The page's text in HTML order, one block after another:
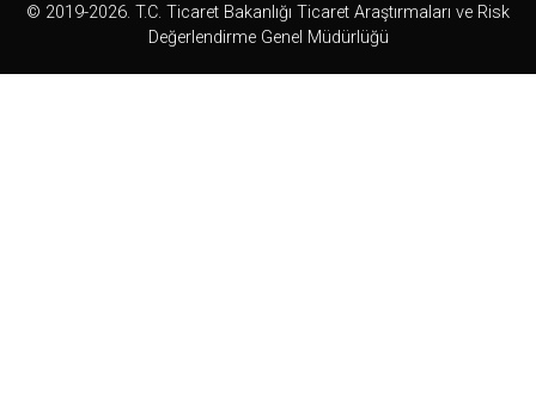
© 2019-2026. T.C. Ticaret Bakanlığı Ticaret Araştırmaları ve Risk
Değerlendirme Genel Müdürlüğü